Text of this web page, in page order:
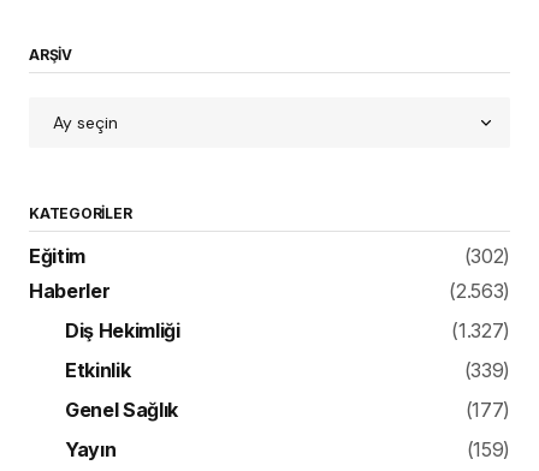
ARŞİV
KATEGORILER
Eğitim
(302)
Haberler
(2.563)
Diş Hekimliği
(1.327)
Etkinlik
(339)
Genel Sağlık
(177)
Yayın
(159)